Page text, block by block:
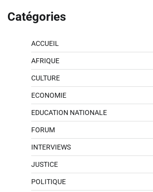
Catégories
ACCUEIL
AFRIQUE
CULTURE
ECONOMIE
EDUCATION NATIONALE
FORUM
INTERVIEWS
JUSTICE
POLITIQUE